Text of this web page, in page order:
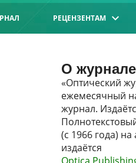
РЕЦЕНЗЕНТАМ
О журнале
«Оптический
ежемесячный
журнал.
(с 1966 года)
издаётся